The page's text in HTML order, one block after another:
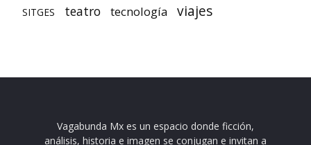
SITGES teatro tecnología viajes
Vagabunda Mx es un espacio donde ficción,
análisis, historia e imagen se conjugan e invitan a